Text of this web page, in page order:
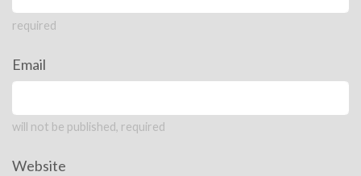
required
Email
will not be published, required
Website